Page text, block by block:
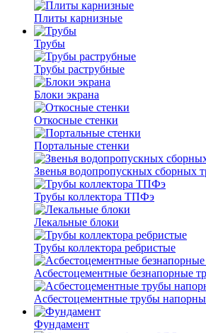
Плиты карнизные
Трубы
Трубы раструбные
Блоки экрана
Откосные стенки
Портальные стенки
Звенья водопропускных сборных
Трубы коллектора ТПФэ
Лекальные блоки
Трубы коллектора ребристые
Асбестоцементные безнапорные
Асбестоцементные трубы
Фундамент